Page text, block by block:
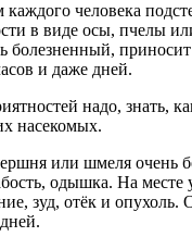
каждого человека
в виде осы, пчелы
болезненный,
и даже дней.
надо, знать,
насекомых.
или шмеля очень
одышка. На месте
зуд, отёк и опухоль.